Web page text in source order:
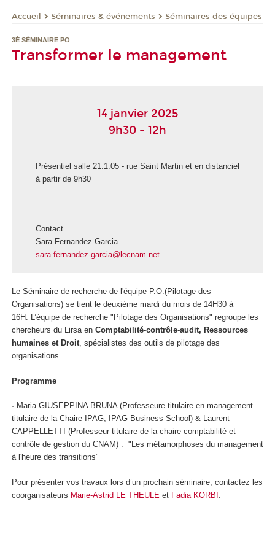
Accueil Séminaires & événements Séminaires des équipes
3É SÉMINAIRE PO
Transformer le management
14 janvier 2025
9h30 - 12h
Présentiel salle 21.1.05 - rue Saint Martin et en distanciel
à partir de 9h30
Contact
Sara Fernandez Garcia
sara.fernandez-garcia@lecnam.net
Le Séminaire de recherche de l'équipe P.O.(Pilotage des
Organisations) se tient le deuxième mardi du mois de 14H30 à
16H. L’équipe de recherche "Pilotage des Organisations" regroupe les
chercheurs du Lirsa en Comptabilité-contrôle-audit, Ressources
humaines et Droit, spécialistes des outils de pilotage des
organisations.
Programme
- Maria GIUSEPPINA BRUNA (Professeure titulaire en management
titulaire de la Chaire IPAG, IPAG Business School) & Laurent
CAPPELLETTI (Professeur titulaire de la chaire comptabilité et
contrôle de gestion du CNAM) : "Les métamorphoses du management
à l'heure des transitions"
Pour présenter vos travaux lors d’un prochain séminaire, contactez les
coorganisateurs Marie-Astrid LE THEULE et Fadia KORBI